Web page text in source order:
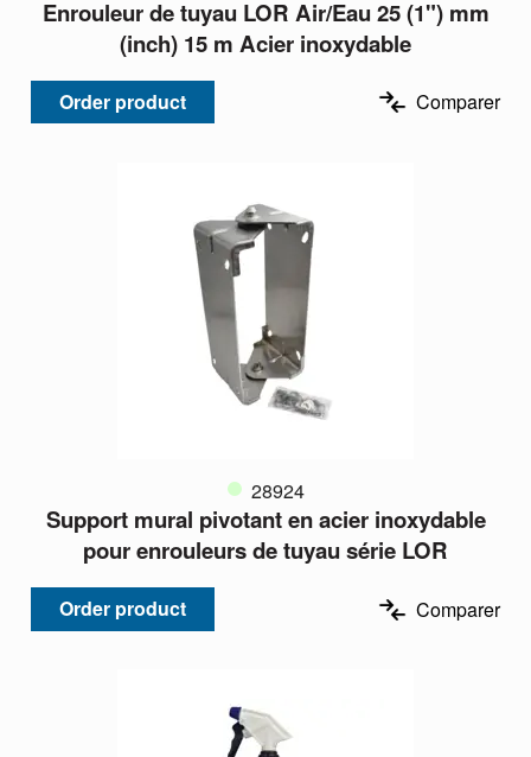
Enrouleur de tuyau LOR Air/Eau 25 (1") mm
(inch) 15 m Acier inoxydable
Order product Comparer
28924
Support mural pivotant en acier inoxydable
pour enrouleurs de tuyau série LOR
Order product Comparer